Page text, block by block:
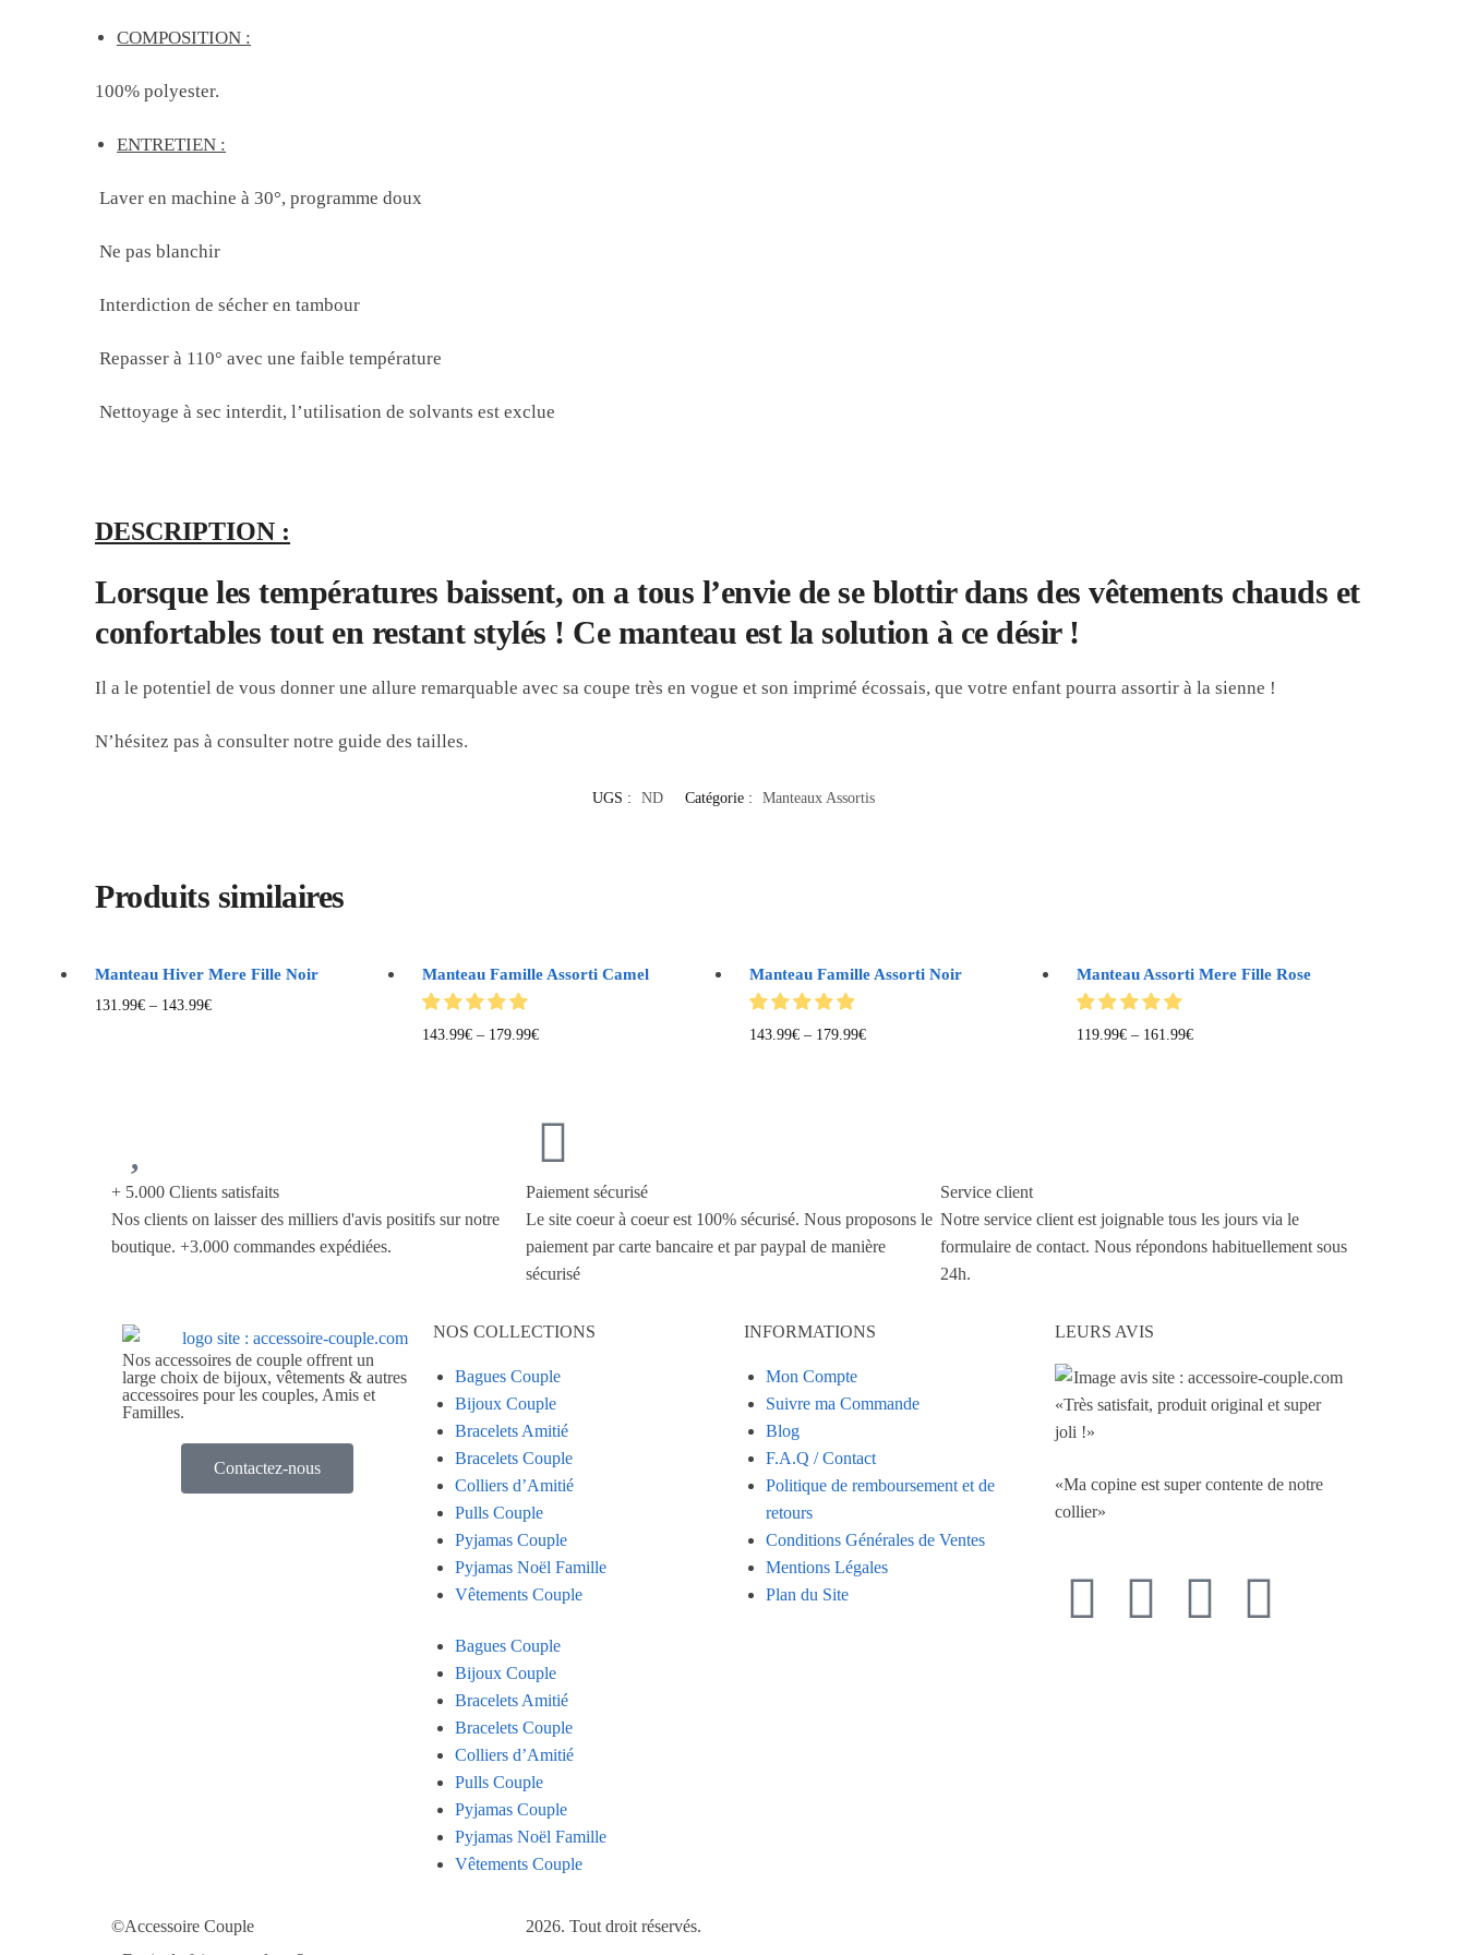
COMPOSITION :
100% polyester.
ENTRETIEN :
Laver en machine à 30°, programme doux
Ne pas blanchir
Interdiction de sécher en tambour
Repasser à 110° avec une faible température
Nettoyage à sec interdit, l’utilisation de solvants est exclue
DESCRIPTION :
Lorsque les températures baissent, on a tous l’envie de se blottir dans des vêtements chauds et
confortables tout en restant stylés ! Ce manteau est la solution à ce désir !
Il a le potentiel de vous donner une allure remarquable avec sa coupe très en vogue et son imprimé écossais, que votre enfant pourra assortir à la sienne !
N’hésitez pas à consulter notre guide des tailles.
UGS : ND Catégorie : Manteaux Assortis
Produits similaires
Manteau Hiver Mere Fille Noir
131.99€ – 143.99€
Manteau Famille Assorti Camel
143.99€ – 179.99€
Manteau Famille Assorti Noir
143.99€– 179.99€
Manteau Assorti Mere Fille Rose
119.99€– 161.99€
+ 5.000 Clients satisfaits
Nos clients on laisser des milliers d'avis positifs sur notre
boutique. +3.000 commandes expédiées.
Paiement sécurisé
Le site coeur à coeur est 100% sécurisé. Nous proposons le
paiement par carte bancaire et par paypal de manière
sécurisé
Service client
Notre service client est joignable tous les jours via le
formulaire de contact. Nous répondons habituellement sous
24h.
Nos accessoires de couple offrent un
large choix de bijoux, vêtements & autres
accessoires pour les couples, Amis et
Familles.
Contactez-nous
NOS COLLECTIONS
Bagues Couple
Bijoux Couple
Bracelets Amitié
Bracelets Couple
Colliers d’Amitié
Pulls Couple
Pyjamas Couple
Pyjamas Noël Famille
Vêtements Couple
Bagues Couple
Bijoux Couple
Bracelets Amitié
Bracelets Couple
Colliers d’Amitié
Pulls Couple
Pyjamas Couple
Pyjamas Noël Famille
Vêtements Couple
INFORMATIONS
Mon Compte
Suivre ma Commande
Blog
F.A.Q / Contact
Politique de remboursement et de
retours
Conditions Générales de Ventes
Mentions Légales
Plan du Site
LEURS AVIS
«Très satisfait, produit original et super
joli !»
«Ma copine est super contente de notre
collier»
©Accessoire Couple
2026. Tout droit réservés.